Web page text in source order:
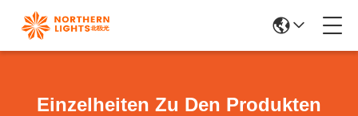
Einzelheiten Zu Den Produkten